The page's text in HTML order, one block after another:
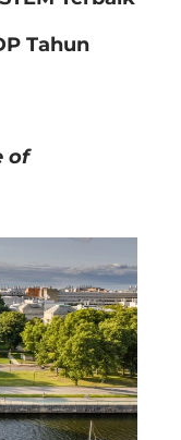
Tahun
of